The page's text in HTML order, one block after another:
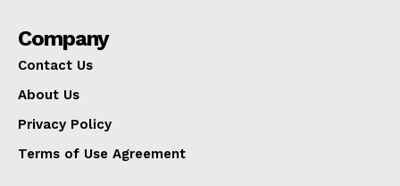
Company
Contact Us
About Us
Privacy Policy
Terms of Use Agreement